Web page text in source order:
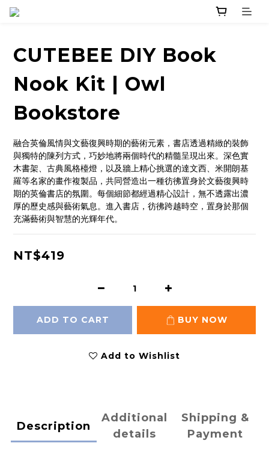
CUTEBEE DIY Book
Nook Kit | Owl
Bookstore
融合英倫風情與文藝復興時期的藝術元素，書店透過精緻的裝飾
與獨特的陳列方式，巧妙地將兩個時代的精髓呈現出來。深色實
木書架、古典風格檯燈，以及牆上精心挑選的達文西、米開朗基
羅等名家的畫作複製品，共同營造出一種彷彿置身於文藝復興時
期的英倫書店的氛圍。每個細節都經過精心設計，無不透露出濃
厚的歷史感與藝術氣息。進入書店，彷彿跨越時空，置身於那個
充滿藝術與智慧的光輝年代。
NT$419
ADD TO CART BUY NOW
Add to Wishlist
Description
Additional
details
Shipping &
Payment